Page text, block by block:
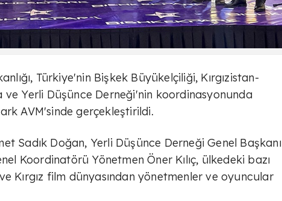
Türkiye'nin Bişkek Büyükelçiliği, Kırgızistan-
ve Yerli Düşünce Derneği'nin koordinasyonunda
AVM'sinde gerçekleştirildi.
Sadık Doğan, Yerli Düşünce Derneği Genel Başkanı
Koordinatörü Yönetmen Öner Kılıç, ülkedeki bazı
Kırgız film dünyasından yönetmenler ve oyuncular